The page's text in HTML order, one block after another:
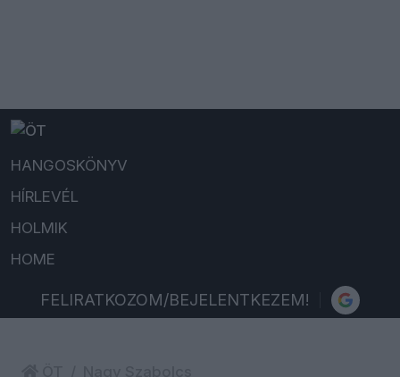
HANGOSKÖNYV
HÍRLEVÉL
HOLMIK
HOME
FELIRATKOZOM/BEJELENTKEZEM!